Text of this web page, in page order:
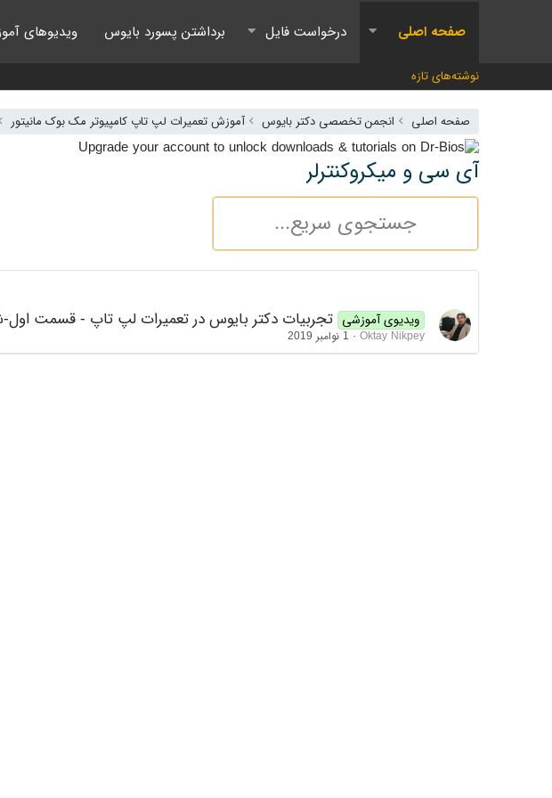
صفحه اصلی درخواست فایل برداشتن پسورد بایوس ویدیوهای
نوشته‌های تازه
صفحه اصلی انجمن تخصصی دکتر بایوس آموزش تعمیرات لپ تاپ کامپیوتر مک بوک مانیتور
آی سی و میکروکنترلر
ویدیوی آموزشی تجربيات دکتر بایوس در تعميرات لپ تاپ - قسمت
Oktay Nikpey 1 نوامبر 2019